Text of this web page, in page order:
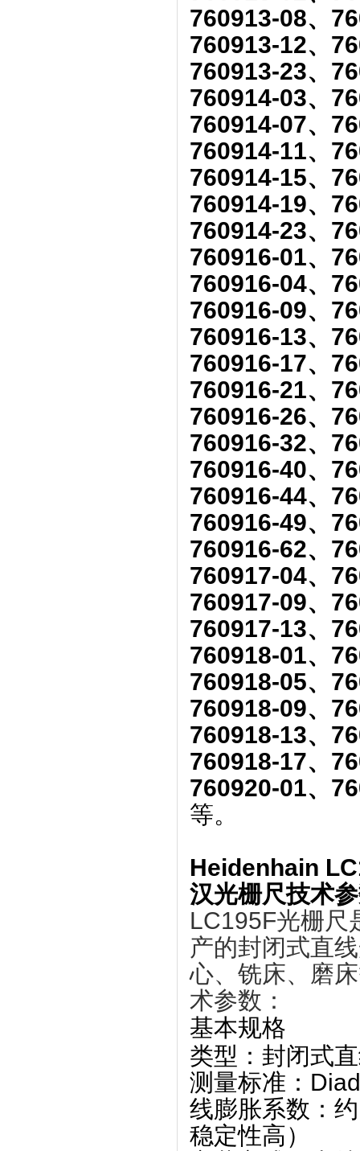
760913-08、
760913-12、
760913-23、
760914-03、
760914-07、
760914-11、
760914-15、
760914-19、
760914-23、
760916-01、
760916-04、
760916-09、
760916-13、
760916-17、
760916-21、
760916-26、
760916-32、
760916-40、
760916-44、
760916-49、
760916-62、
760917-04、
760917-09、
760917-13、
760918-01、
760918-05、
760918-09、
760918-13、
760918-17、
760920-01、
等。
Heidenhain
汉光栅尺技术
LC195F光栅尺
产的‌封闭式直
心、铣床、磨
术参数 ：
基本规格
类型 ：封闭式
测量标准 ：
线膨胀系数 ：
稳定性高）